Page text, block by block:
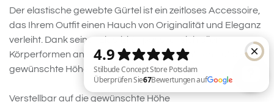
Der elastische gewebte Gürtel ist ein zeitloses Accessoire,
das Ihrem Outfit einen Hauch von Originalität und Eleganz
verleiht. Dank seiner Elastizität passt er sich allen
Körperformen an und kann schnell und einfach auf die
gewünschte Höhe eingestellt werden!
Verstellbar auf die gewünschte Höhe